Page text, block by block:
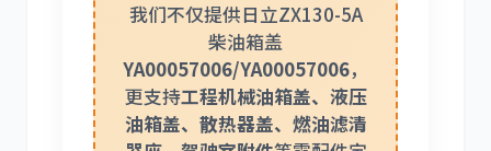
利勃海尔 凯斯
我们不仅提供日立ZX130-5A
柴油箱盖
YA00057006/YA00057006，
更支持工程机械油箱盖、液压
油箱盖、散热器盖、燃油滤清